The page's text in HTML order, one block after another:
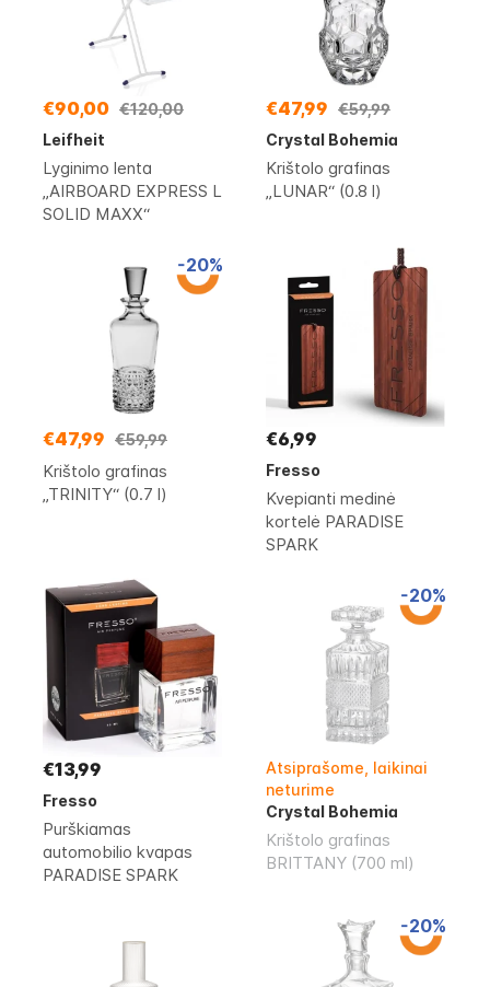
€90,00 €120,00
Leifheit
Lyginimo lenta
„AIRBOARD EXPRESS L
SOLID MAXX“
€47,99 €59,99
Crystal Bohemia
Krištolo grafinas
„LUNAR“ (0.8 l)
-20%
€47,99 €59,99
Krištolo grafinas
„TRINITY“ (0.7 l)
€6,99
Fresso
Kvepianti medinė
kortelė PARADISE
SPARK
€13,99
Fresso
Purškiamas
automobilio kvapas
PARADISE SPARK
-20%
Atsiprašome, laikinai
neturime
Crystal Bohemia
Krištolo grafinas
BRITTANY (700 ml)
-20%